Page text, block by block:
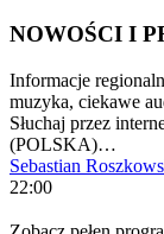
NOWOŚCI I
Informacje
muzyka, ciekawe
Słuchaj przez
(POLSKA)…
Sebastian
22:00